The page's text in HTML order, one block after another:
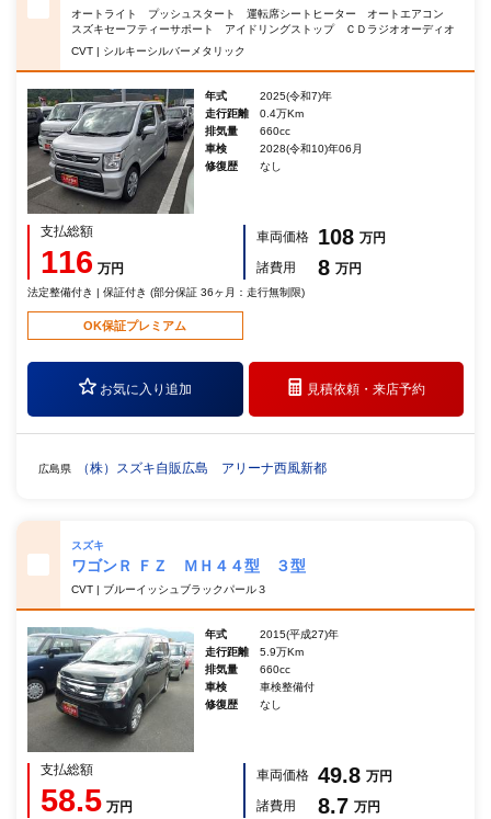
オートライト プッシュスタート 運転席シートヒーター オートエアコン
スズキセーフティーサポート アイドリングストップ ＣＤラジオオーディオ
CVT | シルキーシルバーメタリック
年式
2025(令和7)年
走行距離
0.4万Km
排気量
660cc
車検
2028(令和10)年06月
修復歴
なし
支払総額
116 万円
車両価格 108 万円
諸費用
8 万円
法定整備付き | 保証付き (部分保証 36ヶ月：走行無制限)
OK保証プレミアム
お気に入り追加 見積依頼・来店予約
広島県 （株）スズキ自販広島 アリーナ西風新都
スズキ
ワゴンＲ ＦＺ ＭＨ４４型 ３型
CVT | ブルーイッシュブラックパール３
年式
2015(平成27)年
走行距離
5.9万Km
排気量
660cc
車検
車検整備付
修復歴
なし
支払総額
58.5 万円
車両価格 49.8 万円
諸費用
8.7 万円